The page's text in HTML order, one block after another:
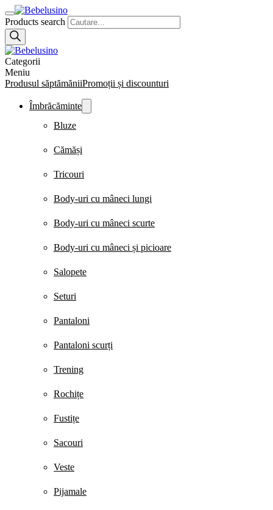
Products search
Categorii
Meniu
Produsul săptămăniiPromoții și discounturi
Îmbrăcăminte
Bluze
Cămăși
Tricouri
Body-uri cu mâneci lungi
Body-uri cu mâneci scurte
Body-uri cu mâneci și picioare
Salopete
Seturi
Pantaloni
Pantaloni scurți
Trening
Rochițe
Fustițe
Sacouri
Veste
Pijamale